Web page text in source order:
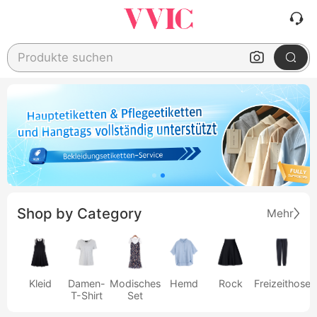
Produkte suchen
Shop by Category Mehr
Kleid
Damen-
T-Shirt
Modisches
Set
Hemd Rock Freizeithose